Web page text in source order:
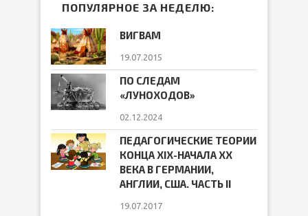
ПОПУЛЯРНОЕ ЗА НЕДЕЛЮ:
ВИГВАМ
19.07.2015
ПО СЛЕДАМ
«ЛУНОХОДОВ»
02.12.2024
ПЕДАГОГИЧЕСКИЕ ТЕОРИИ
КОНЦА ХIХ-НАЧАЛА ХХ
ВЕКА В ГЕРМАНИИ,
АНГЛИИ, США. ЧАСТЬ II
19.07.2017